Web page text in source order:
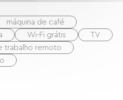
máquina de café
Wi-Fi grátis
TV
trabalho remoto